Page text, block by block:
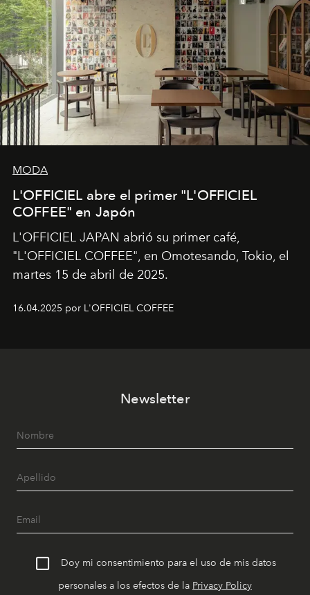
MODA
L'OFFICIEL abre el primer "L'OFFICIEL
COFFEE" en Japón
L'OFFICIEL JAPAN abrió su primer café,
"L'OFFICIEL COFFEE", en Omotesando, Tokio, el
martes 15 de abril de 2025.
16.04.2025 por L'OFFICIEL COFFEE
Newsletter
Doy mi consentimiento para el uso de mis datos
personales a los efectos de la Privacy Policy